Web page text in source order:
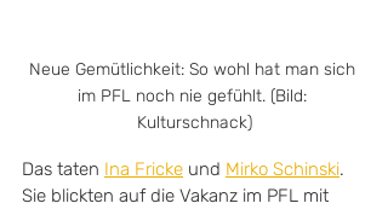
Neue Gemütlichkeit: So wohl hat man sich
im PFL noch nie gefühlt. (Bild:
Kulturschnack)
Das taten Ina Fricke und Mirko Schinski.
Sie blickten auf die Vakanz im PFL mit